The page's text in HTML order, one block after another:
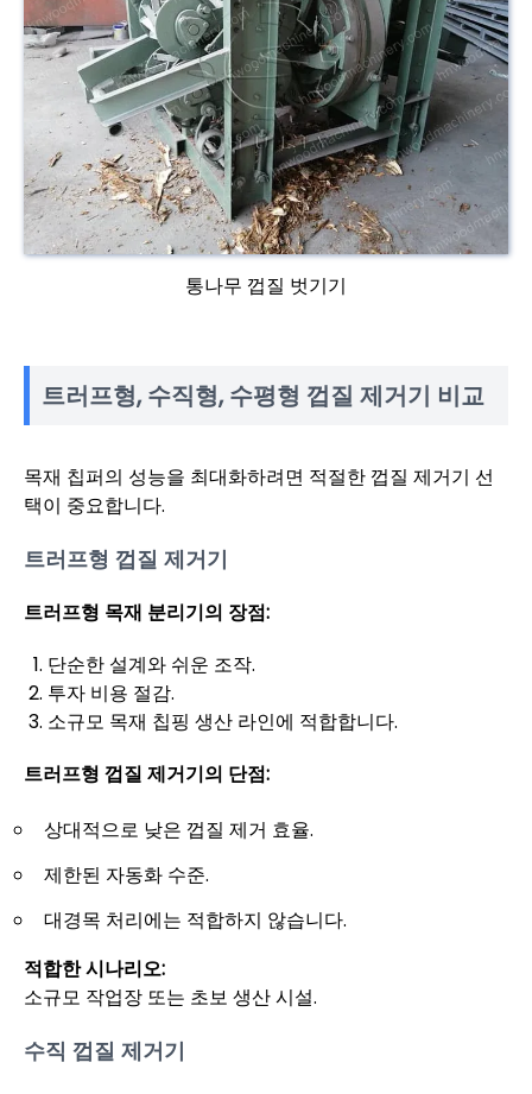
통나무 껍질 벗기기
트러프형, 수직형, 수평형 껍질 제거기 비교
목재 칩퍼의 성능을 최대화하려면 적절한 껍질 제거기 선
택이 중요합니다.
트러프형 껍질 제거기
트러프형 목재 분리기의 장점:
단순한 설계와 쉬운 조작.
투자 비용 절감.
소규모 목재 칩핑 생산 라인에 적합합니다.
트러프형 껍질 제거기의 단점:
상대적으로 낮은 껍질 제거 효율.
제한된 자동화 수준.
대경목 처리에는 적합하지 않습니다.
적합한 시나리오:
소규모 작업장 또는 초보 생산 시설.
수직 껍질 제거기